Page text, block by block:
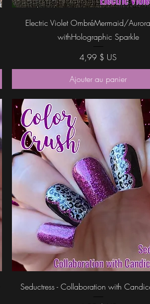
Aperçu rapide
Electric Violet OmbréMermaid/
withHolographic Sparkle
Prix
4,99 $ US
Ajouter au panier
Aperçu rapide
Seductress - Collaboration with